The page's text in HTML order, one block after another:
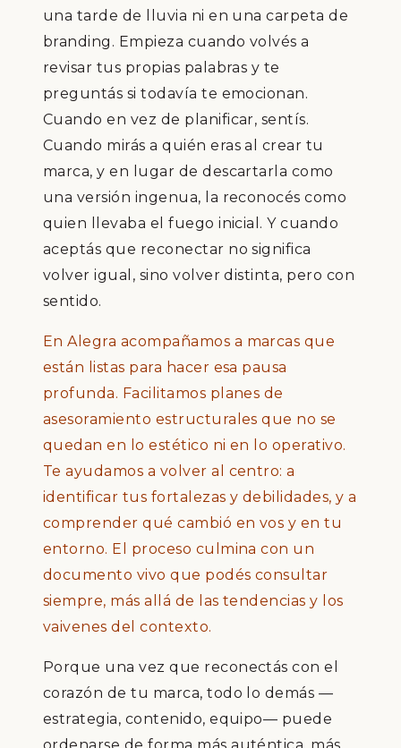
una tarde de lluvia ni en una carpeta de
branding. Empieza cuando volvés a
revisar tus propias palabras y te
preguntás si todavía te emocionan.
Cuando en vez de planificar, sentís.
Cuando mirás a quién eras al crear tu
marca, y en lugar de descartarla como
una versión ingenua, la reconocés como
quien llevaba el fuego inicial. Y cuando
aceptás que reconectar no significa
volver igual, sino volver distinta, pero con
sentido.
En Alegra acompañamos a marcas que
están listas para hacer esa pausa
profunda. Facilitamos planes de
asesoramiento estructurales que no se
quedan en lo estético ni en lo operativo.
Te ayudamos a volver al centro: a
identificar tus fortalezas y debilidades, y a
comprender qué cambió en vos y en tu
entorno. El proceso culmina con un
documento vivo que podés consultar
siempre, más allá de las tendencias y los
vaivenes del contexto.
Porque una vez que reconectás con el
corazón de tu marca, todo lo demás —
estrategia, contenido, equipo— puede